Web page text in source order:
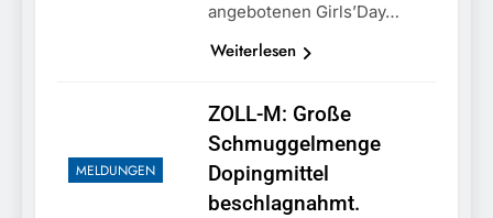
angebotenen Girls’Day…
Weiterlesen
MELDUNGEN
ZOLL-M: Große
Schmuggelmenge
Dopingmittel
beschlagnahmt.